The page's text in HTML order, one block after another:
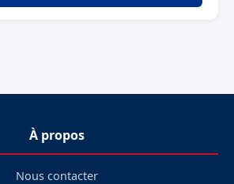
À propos
Nous contacter